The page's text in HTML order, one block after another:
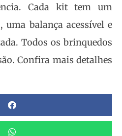
Cada kit tem um
uma balança acessível e
Todos os brinquedos
Confira mais detalhes